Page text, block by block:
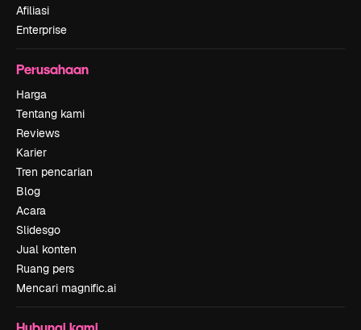
Afiliasi
Enterprise
Perusahaan
Harga
Tentang kami
Reviews
Karier
Tren pencarian
Blog
Acara
Slidesgo
Jual konten
Ruang pers
Mencari magnific.ai